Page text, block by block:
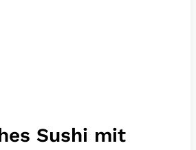
Sushi mit